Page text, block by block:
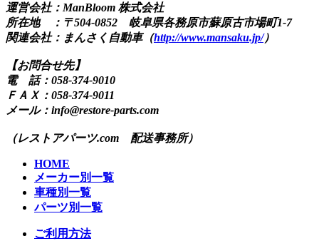
運営会社：ManBloom 株式会社
所在地 ：〒504-0852 岐阜県各務原市蘇原古市場町1-7
関連会社：まんさく自動車（http://www.mansaku.jp/）
【お問合せ先】
電 話：058-374-9010
ＦＡＸ：058-374-9011
メール：info@restore-parts.com
（レストアパーツ.com 配送事務所）
HOME
メーカー別一覧
車種別一覧
パーツ別一覧
ご利用方法